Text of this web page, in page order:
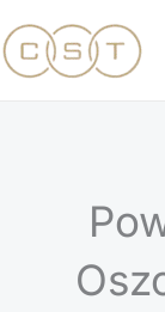
do
treści